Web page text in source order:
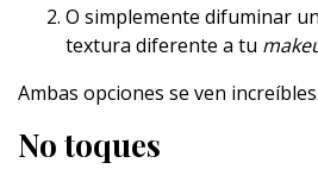
O simplemente difuminar
textura diferente a tu
Ambas opciones se ven increíbles.
No toques